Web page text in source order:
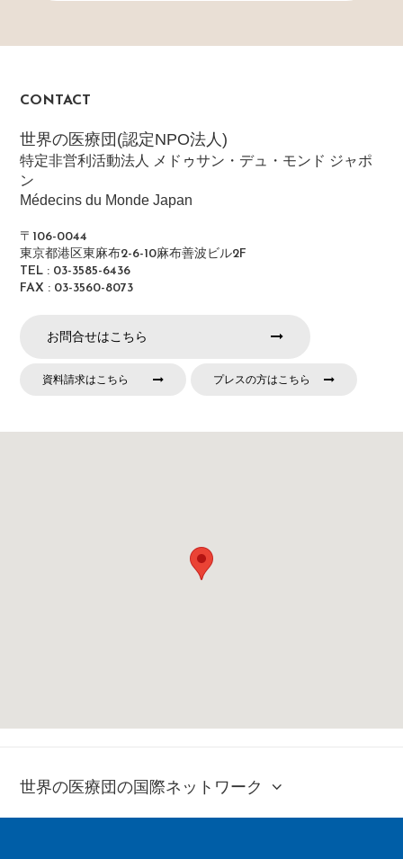
CONTACT
世界の医療団(認定NPO法人)
特定非営利活動法人 メドゥサン・デュ・モンド ジャポ
ン
Médecins du Monde Japan
〒106-0044
東京都港区東麻布2-6-10麻布善波ビル2F
TEL : 03-3585-6436
FAX : 03-3560-8073
お問合せはこちら
資料請求はこちら プレスの方はこちら
世界の医療団の国際ネットワーク